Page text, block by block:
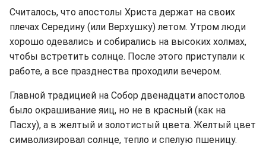
Считалось, что апостолы Христа держат на своих
плечах Середину (или Верхушку) летом. Утром люди
хорошо одевались и собирались на высоких холмах,
чтобы встретить солнце. После этого приступали к
работе, а все празднества проходили вечером.
Главной традицией на Собор двенадцати апостолов
было окрашивание яиц, но не в красный (как на
Пасху), а в желтый и золотистый цвета. Желтый цвет
символизировал солнце, тепло и спелую пшеницу.